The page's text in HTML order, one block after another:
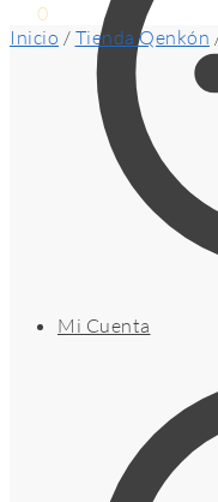
Mi Cuenta
0
Inicio / Tienda Qenkón